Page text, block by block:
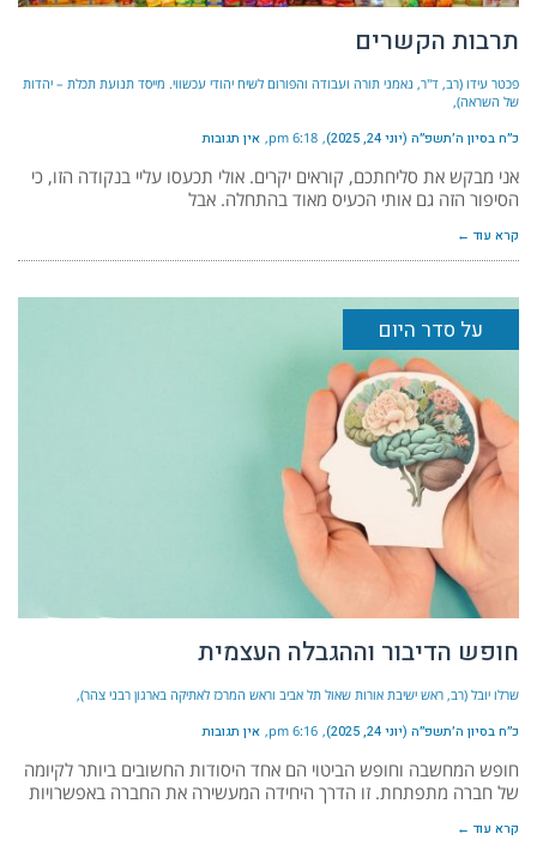
תרבות הקשרים
פכטר עידו (רב, ד"ר, נאמני תורה ועבודה והפורום לשיח יהודי עכשווי. מייסד תנועת תכלת – יהדות
של השראה)
כ״ח בסיון ה׳תשפ״ה (יוני 24, 2025) 6:18 pm אין תגובות
אני מבקש את סליחתכם, קוראים יקרים. אולי תכעסו עליי בנקודה הזו, כי
הסיפור הזה גם אותי הכעיס מאוד בהתחלה. אבל
קרא עוד ←
על סדר היום
חופש הדיבור וההגבלה העצמית
שרלו יובל (רב, ראש ישיבת אורות שאול תל אביב וראש המרכז לאתיקה בארגון רבני צהר)
כ״ח בסיון ה׳תשפ״ה (יוני 24, 2025) 6:16 pm אין תגובות
חופש המחשבה וחופש הביטוי הם אחד היסודות החשובים ביותר לקיומה
של חברה מתפתחת. זו הדרך היחידה המעשירה את החברה באפשרויות
קרא עוד ←